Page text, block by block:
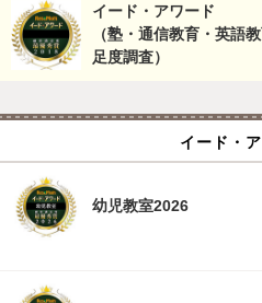
イード・アワード
（塾・通信教育・英語
足度調査）
イード・
幼児教室2026